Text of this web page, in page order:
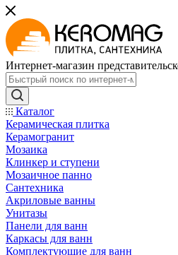
Интернет-магазин
Каталог
Керамическая плитка
Керамогранит
Мозаика
Клинкер и ступени
Мозаичное панно
Сантехника
Акриловые ванны
Унитазы
Панели для ванн
Каркасы для ванн
Комплектующие для ванн